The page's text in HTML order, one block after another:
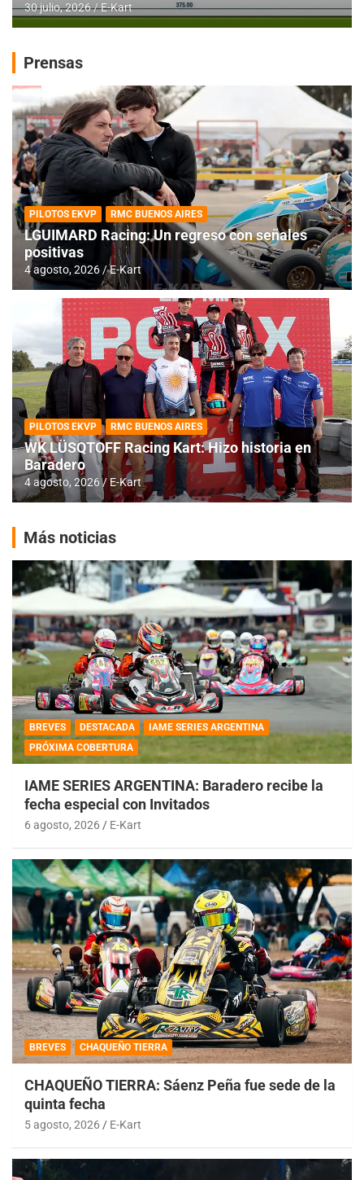
30 julio, 2026 E-Kart
Prensas
PILOTOS EKVP RMC BUENOS AIRES
LGUIMARD Racing: Un regreso con señales
positivas
4 agosto, 2026 E-Kart
PILOTOS EKVP RMC BUENOS AIRES
WK LÜSQTOFF Racing Kart: Hizo historia en
Baradero
4 agosto, 2026 E-Kart
Más noticias
BREVES DESTACADA
IAME SERIES ARGENTINA
PRÓXIMA COBERTURA
IAME SERIES ARGENTINA: Baradero recibe la
fecha especial con Invitados
6 agosto, 2026 E-Kart
BREVES CHAQUEÑO TIERRA
CHAQUEÑO TIERRA: Sáenz Peña fue sede de la
quinta fecha
5 agosto, 2026 E-Kart